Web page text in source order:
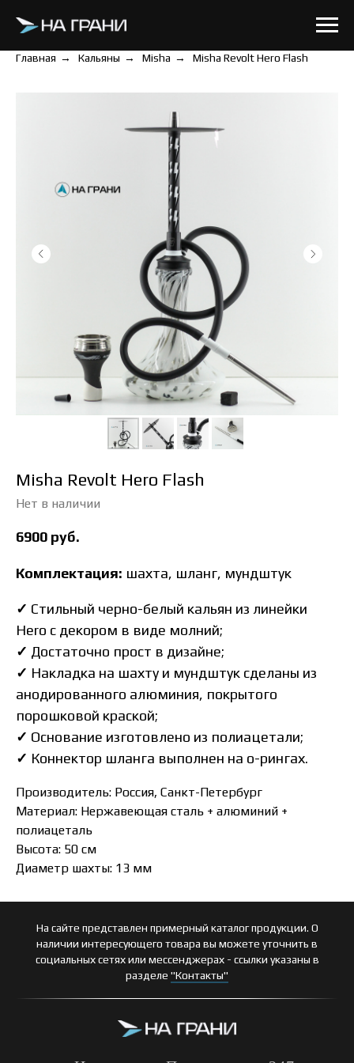
Главная → Кальяны → Misha → Misha Revolt Hero Flash
Misha Revolt Hero Flash
Нет в наличии
6900 руб.
Комплектация: шахта, шланг, мундштук
✓ Стильный черно-белый кальян из линейки
Hero с декором в виде молний;
✓ Достаточно прост в дизайне;
✓ Накладка на шахту и мундштук сделаны из
анодированного алюминия, покрытого
порошковой краской;
✓ Основание изготовлено из полиацетали;
✓ Коннектор шланга выполнен на о-рингах.
Производитель: Россия, Санкт-Петербург
Материал: Нержавеющая сталь + алюминий +
полиацеталь
Высота: 50 см
Диаметр шахты: 13 мм
На сайте представлен примерный каталог продукции. О
наличии интересующего товара вы можете уточнить в
социальных сетях или мессенджерах - ссылки указаны в
разделе "Контакты"